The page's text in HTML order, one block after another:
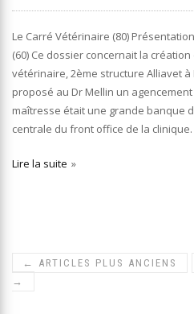
Le Carré Vétérinaire (80)
(60) Ce dossier concernait la
vétérinaire, 2ème structure Alliavet à
proposé au Dr Mellin un
maîtresse était une grande banque
centrale du front office de la
Lire la suite
← ARTICLES PLUS ANCIENS
→